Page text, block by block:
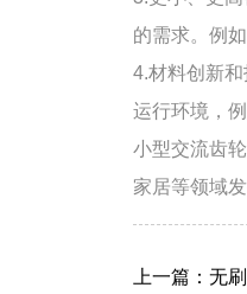
的需求。例
4.材料创新
运行环境，
小型交流齿
家居等领域
上一篇：无